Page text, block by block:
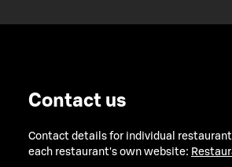
Contact us
Contact details for individual
each restaurant's own website: